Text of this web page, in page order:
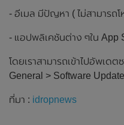
- อีเมล มีปัญหา ( ไม่สามารถ
- แอปพลิเคชันต่าง ๆใน App
โดยเราสามารถเข้าไปอัพเด
General > Software Update
ที่มา : idropnews